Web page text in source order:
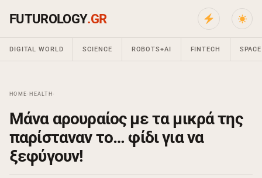
FUTUROLOGY.GR
DIGITAL WORLD SCIENCE ROBOTS+AI FINTECH SPACE
HOME HEALTH
Μάνα αρουραίος με τα μικρά της
παρίσταναν το… φίδι για να
ξεφύγουν!